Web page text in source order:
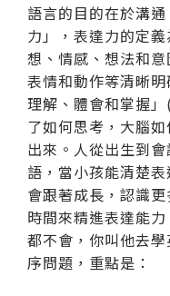
語言的目的在於溝
力」，表達力的定
想、情感、想法和
表情和動作等清晰
理解、體會和掌握」(
了如何思考，大腦
出來。人從出生到
語，當小孩能清楚
會跟著成長，認識
時間來精進表達能
都不會，你叫他去
序問題，重點是：